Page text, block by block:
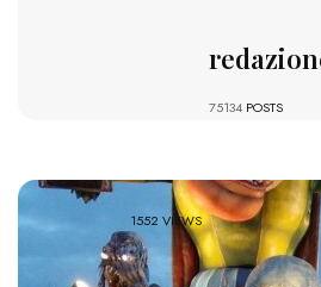
75134 POSTS
1552 VIEWS